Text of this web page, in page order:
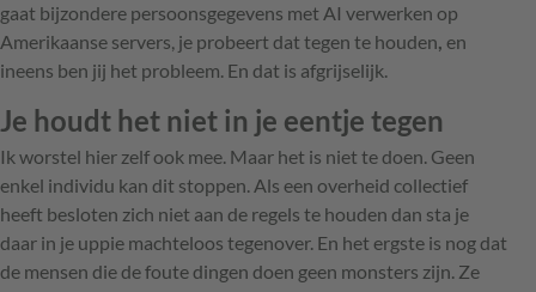
gaat bijzondere persoonsgegevens met AI verwerken op
Amerikaanse servers, je probeert dat tegen te houden, en
ineens ben jij het probleem. En dat is afgrijselijk.
Je houdt het niet in je eentje tegen
Ik worstel hier zelf ook mee. Maar het is niet te doen. Geen
enkel individu kan dit stoppen. Als een overheid collectief
heeft besloten zich niet aan de regels te houden dan sta je
daar in je uppie machteloos tegenover. En het ergste is nog dat
de mensen die de foute dingen doen geen monsters zijn. Ze